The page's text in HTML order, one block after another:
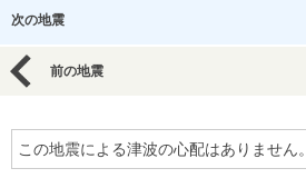
次の地震
前の地震
この地震による津波の心配はありません。